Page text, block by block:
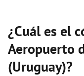
¿Cuál es el
Aeropuerto
(Uruguay)?